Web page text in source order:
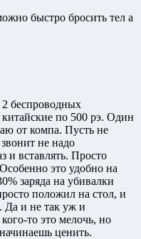
быстро бросить тел а
беспроводных
по 500 рэ. Один
от компа. Пусть не
не надо
и вставлять. Просто
это удобно на
заряда на убивалки
положил на стол, и
Да и не так уж и
то это мелочь, но
ценить.